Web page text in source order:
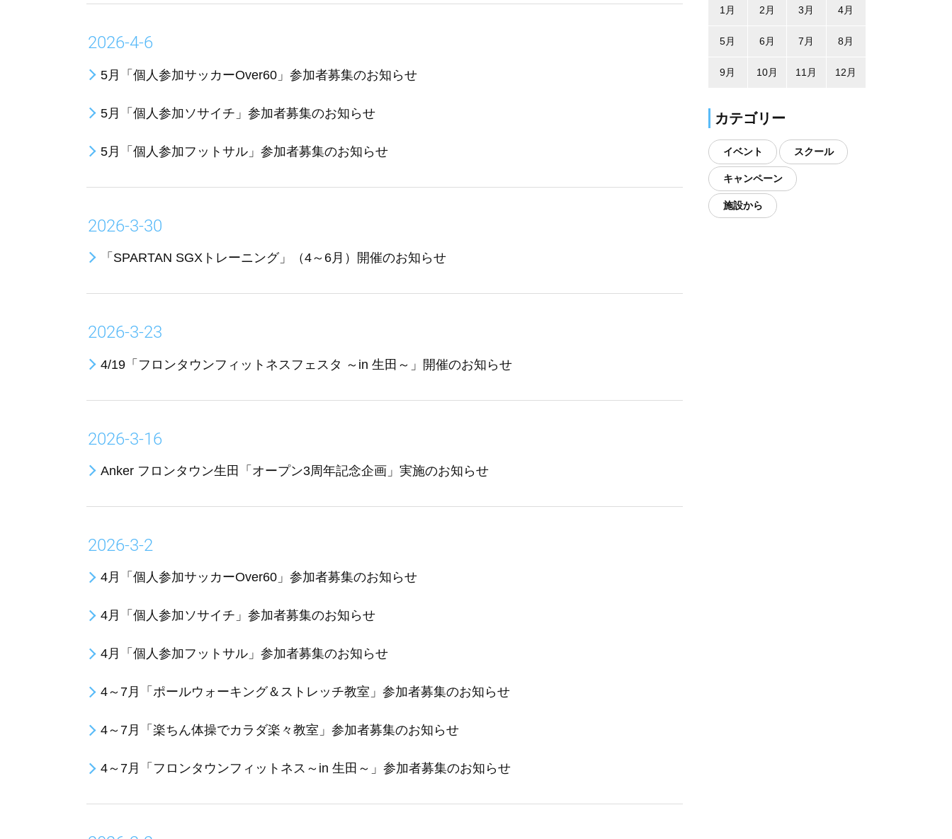
2026-4-6
5月「個人参加サッカーOver60」参加者募集のお知らせ
5月「個人参加ソサイチ」参加者募集のお知らせ
5月「個人参加フットサル」参加者募集のお知らせ
2026-3-30
「SPARTAN SGXトレーニング」（4～6月）開催のお知らせ
2026-3-23
4/19「フロンタウンフィットネスフェスタ ～in 生田～」開催のお知らせ
2026-3-16
Anker フロンタウン生田「オープン3周年記念企画」実施のお知らせ
2026-3-2
4月「個人参加サッカーOver60」参加者募集のお知らせ
4月「個人参加ソサイチ」参加者募集のお知らせ
4月「個人参加フットサル」参加者募集のお知らせ
4～7月「ポールウォーキング＆ストレッチ教室」参加者募集のお知らせ
4～7月「楽ちん体操でカラダ楽々教室」参加者募集のお知らせ
4～7月「フロンタウンフィットネス～in 生田～」参加者募集のお知らせ
1月 2月 3月 4月
5月 6月 7月 8月
9月 10月 11月 12月
カテゴリー
イベント スクール
キャンペーン
施設から